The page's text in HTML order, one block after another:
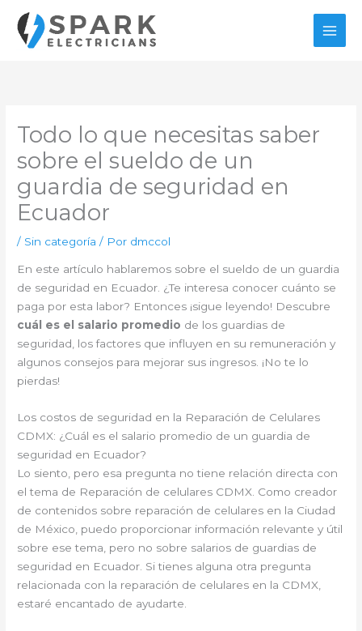
contenido
Todo lo que necesitas saber
sobre el sueldo de un
guardia de seguridad en
Ecuador
/ Sin categoría / Por dmccol
En este artículo hablaremos sobre el sueldo de un guardia
de seguridad en Ecuador. ¿Te interesa conocer cuánto se
paga por esta labor? Entonces ¡sigue leyendo! Descubre
cuál es el salario promedio de los guardias de
seguridad, los factores que influyen en su remuneración y
algunos consejos para mejorar sus ingresos. ¡No te lo
pierdas!
Los costos de seguridad en la Reparación de Celulares
CDMX: ¿Cuál es el salario promedio de un guardia de
seguridad en Ecuador?
Lo siento, pero esa pregunta no tiene relación directa con
el tema de Reparación de celulares CDMX. Como creador
de contenidos sobre reparación de celulares en la Ciudad
de México, puedo proporcionar información relevante y útil
sobre ese tema, pero no sobre salarios de guardias de
seguridad en Ecuador. Si tienes alguna otra pregunta
relacionada con la reparación de celulares en la CDMX,
estaré encantado de ayudarte.